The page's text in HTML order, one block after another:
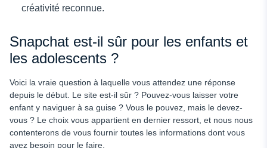
créativité reconnue.
Snapchat est-il sûr pour les enfants et
les adolescents ?
Voici la vraie question à laquelle vous attendez une réponse
depuis le début. Le site est-il sûr ? Pouvez-vous laisser votre
enfant y naviguer à sa guise ? Vous le pouvez, mais le devez-
vous ? Le choix vous appartient en dernier ressort, et nous nous
contenterons de vous fournir toutes les informations dont vous
avez besoin pour le faire.